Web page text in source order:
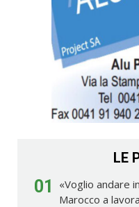
LE
01
«Voglio andare
Marocco a